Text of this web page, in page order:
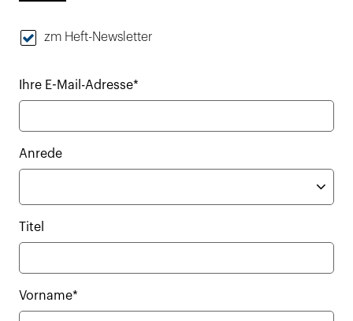
zm Heft-Newsletter
Ihre E-Mail-Adresse*
Anrede
Titel
Vorname*